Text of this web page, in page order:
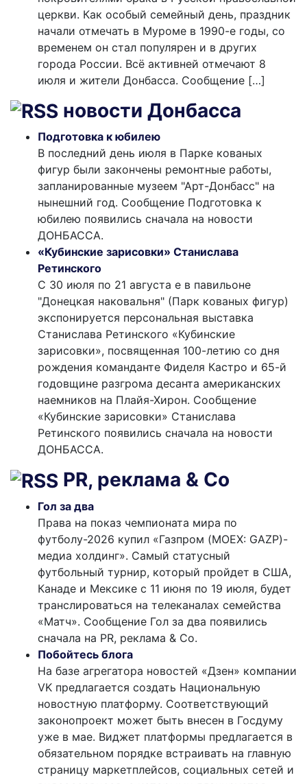
церкви. Как особый семейный день, праздник
начали отмечать в Муроме в 1990-е годы, со
временем он стал популярен и в других
города России. Всё активней отмечают 8
июля и жители Донбасса. Сообщение […]
новости Донбасса
Подготовка к юбилею
В последний день июля в Парке кованых
фигур были закончены ремонтные работы,
запланированные музеем "Арт-Донбасс" на
нынешний год. Сообщение Подготовка к
юбилею появились сначала на новости
ДОНБАССА.
«Кубинские зарисовки» Станислава
Ретинского
С 30 июля по 21 августа е в павильоне
"Донецкая наковальня" (Парк кованых фигур)
экспонируется персональная выставка
Станислава Ретинского «Кубинские
зарисовки», посвященная 100-летию со дня
рождения команданте Фиделя Кастро и 65-й
годовщине разгрома десанта американских
наемников на Плайя-Хирон. Сообщение
«Кубинские зарисовки» Станислава
Ретинского появились сначала на новости
ДОНБАССА.
PR, реклама & Co
Гол за два
Права на показ чемпионата мира по
футболу-2026 купил «Газпром (MOEX: GAZP)-
медиа холдинг». Самый статусный
футбольный турнир, который пройдет в США,
Канаде и Мексике с 11 июня по 19 июля, будет
транслироваться на телеканалах семейства
«Матч». Сообщение Гол за два появились
сначала на PR, реклама & Co.
Побойтесь блога
На базе агрегатора новостей «Дзен» компании
VK предлагается создать Национальную
новостную платформу. Соответствующий
законопроект может быть внесен в Госдуму
уже в мае. Виджет платформы предлагается в
обязательном порядке встраивать на главную
страницу маркетплейсов, социальных сетей и